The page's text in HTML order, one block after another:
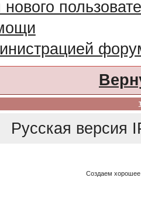
нового
Русская версия
Создаем